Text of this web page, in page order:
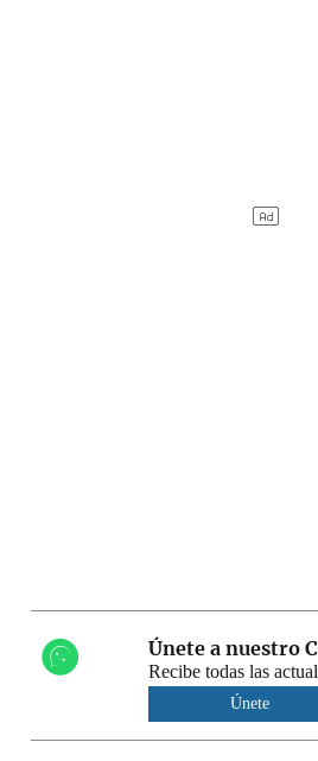
Únete a nuestro
Recibe todas las
Únete